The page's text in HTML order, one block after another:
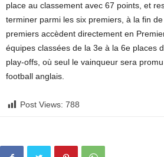
place au classement avec 67 points, et
terminer parmi les six premiers, à la fin
premiers accèdent directement en
équipes classées de la 3e à la 6e places
play-offs, où seul le vainqueur sera
football anglais.
Post Views: 788